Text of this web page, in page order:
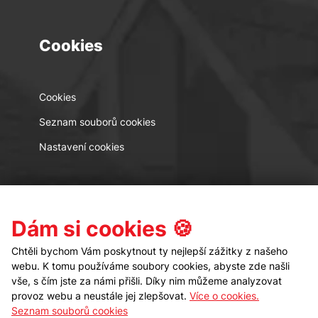
Cookies
Cookies
Seznam souborů cookies
Nastavení cookies
Kontakt Sledujte nás
Dám si cookies 🍪
Chtěli bychom Vám poskytnout ty nejlepší zážitky z našeho
webu. K tomu používáme soubory cookies, abyste zde našli
vše, s čím jste za námi přišli. Díky nim můžeme analyzovat
provoz webu a neustále jej zlepšovat. Více o cookies.
Seznam souborů cookies